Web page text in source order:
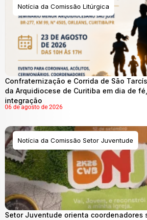
Notícia da Comissão Litúrgica
Confraternização e Corrida de São
da Arquidiocese de Curitiba em dia de
integração
06 de agosto de 2026
Notícia da Comissão Setor Juventude
Setor Juventude orienta coordenadores